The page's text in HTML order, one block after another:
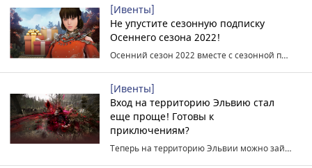
[Ивенты]
Не упустите сезонную подписку
Осеннего сезона 2022!
Осенний сезон 2022 вместе с сезонной подпиской!
[Ивенты]
Вход на территорию Эльвию стал
еще проще! Готовы к
приключениям?
Теперь на территорию Эльвии можно зайти с любого сервера!